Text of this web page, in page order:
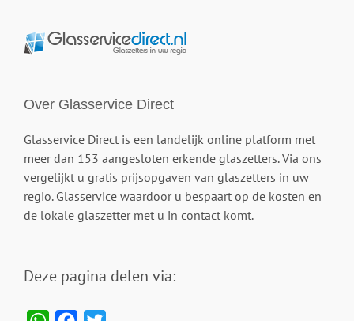
Over Glasservice Direct
Glasservice Direct is een landelijk online platform met
meer dan 153 aangesloten erkende glaszetters. Via ons
vergelijkt u gratis prijsopgaven van glaszetters in uw
regio. Glasservice waardoor u bespaart op de kosten en
de lokale glaszetter met u in contact komt.
Deze pagina delen via: